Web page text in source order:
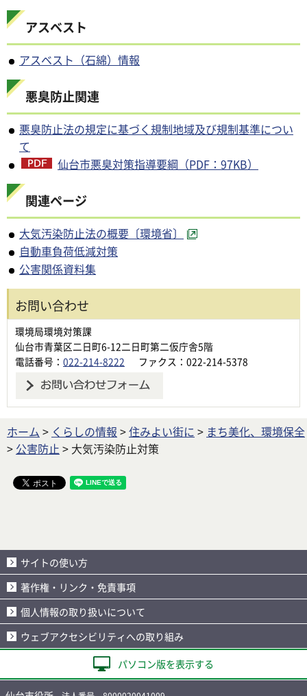
アスベスト
アスベスト（石綿）情報
悪臭防止関連
悪臭防止法の規定に基づく規制地域及び規制基準につい
て
仙台市悪臭対策指導要綱（PDF：97KB）
関連ページ
大気汚染防止法の概要〔環境省〕
自動車負荷低減対策
公害関係資料集
お問い合わせ
環境局環境対策課
仙台市青葉区二日町6-12二日町第二仮庁舎5階
電話番号： 022-214-8222 ファクス：022-214-5378
ホーム > くらしの情報 >住みよい街に > まち美化、環境保全
> 公害防止 > 大気汚染防止対策
サイトの使い方
著作権・リンク・免責事項
個人情報の取り扱いについて
ウェブアクセシビリティへの取り組み
パソコン版を表示する